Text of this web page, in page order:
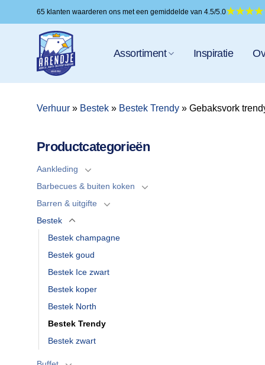
naar
65 klanten waarderen ons met een gemiddelde van 4.5/5.0
Assortiment Inspiratie
Verhuur » Bestek » Bestek Trendy » Gebaksvork
Productcategorieën
Aankleding
Barbecues & buiten koken
Barren & uitgifte
Bestek
Bestek champagne
Bestek goud
Bestek Ice zwart
Bestek koper
Bestek North
Bestek Trendy
Bestek zwart